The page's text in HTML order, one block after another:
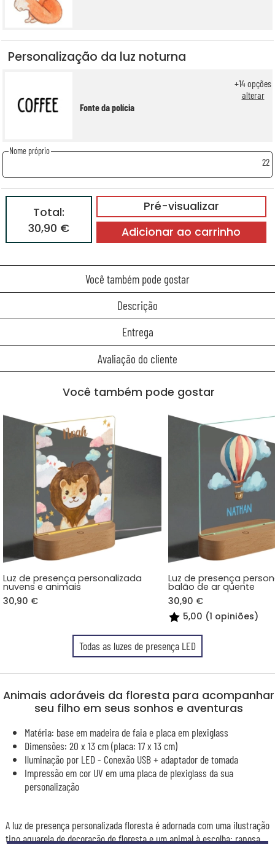
Personalização da luz noturna
Fonte da polícia
+14opções
alterar
Nome próprio
22
Pré-visualizar
Total:
30,90 €
Adicionar ao carrinho
Você também pode gostar
Descrição
Entrega
Avaliação do cliente
Você também pode gostar
Luz de presença personalizada
nuvens e animais
30,90 €
Luz de presença
balão de ar quente
30,90 €
5,00 (1 opiniões)
Todas as luzes de presença LED
Animais adoráveis da floresta para acompanhar
seu filho em seus sonhos e aventuras
Matéria: base em madeira de faia e placa em plexiglass
Dimensões: 20 x 13 cm (placa: 17 x 13 cm)
Iluminação por LED - Conexão USB + adaptador de tomada
Impressão em cor UV em uma placa de plexiglass da sua
personalização
A luz de presença personalizada floresta é adornada com uma ilustração
tipo aquarela de decoração de floresta e um animal à escolha: raposa,